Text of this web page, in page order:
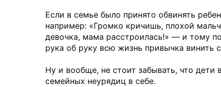
Если в семье было принято обвинять
например: «Громко кричишь, плохой
девочка, мама расстроилась!» — и тому
рука об руку всю жизнь привычка винить
Ну и вообще, не стоит забывать, что дети
семейных неурядиц в себе.